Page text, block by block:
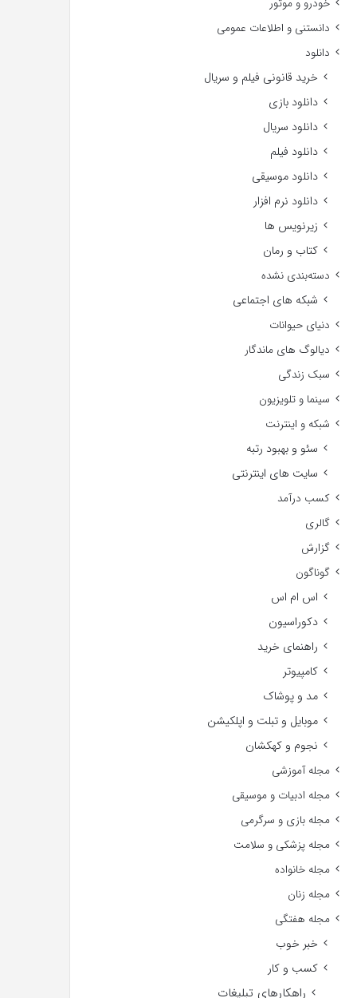
خودرو و موتور
دانستنی و اطلاعات عمومی
دانلود
خرید قانونی فیلم و سریال
دانلود بازی
دانلود سریال
دانلود فیلم
دانلود موسیقی
دانلود نرم افزار
زیرنویس ها
کتاب و رمان
دسته‌بندی نشده
شبکه های اجتماعی
دنیای حیوانات
دیالوگ های ماندگار
سبک زندگی
سینما و تلویزیون
شبکه و اینترنت
سئو و بهبود رتبه
سایت های اینترنتی
کسب درآمد
گالری
گزارش
گوناگون
اس ام اس
دکوراسیون
راهنمای خرید
کامپیوتر
مد و پوشاک
موبایل و تبلت و اپلکیشن
نجوم و کهکشان
مجله آموزشی
مجله ادبیات و موسیقی
مجله بازی و سرگرمی
مجله پزشکی و سلامت
مجله خانواده
مجله زنان
مجله هفتگی
خبر خوب
کسب و کار
راهکارهای تبلیغات